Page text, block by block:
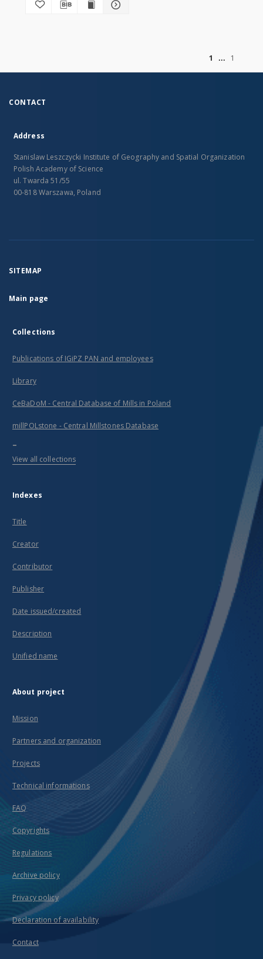
1
1
CONTACT
Address
Stanislaw Leszczycki Institute of Geography and Spatial Organization
Polish Academy of Science
ul. Twarda 51/55
00-818 Warszawa, Poland
SITEMAP
Main page
Collections
Publications of IGiPZ PAN and employees
Library
CeBaDoM - Central Database of Mills in Poland
millPOLstone - Central Millstones Database
...
View all collections
Indexes
Title
Creator
Contributor
Publisher
Date issued/created
Description
Unified name
About project
Mission
Partners and organization
Projects
Technical informations
FAQ
Copyrights
Regulations
Archive policy
Privacy policy
Declaration of availability
Contact